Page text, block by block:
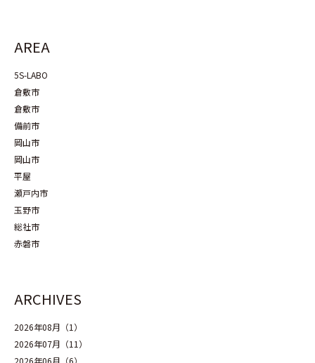
AREA
5S-LABO
倉敷市
倉敷市
備前市
岡山市
岡山市
平屋
瀬戸内市
玉野市
総社市
赤磐市
ARCHIVES
2026年08月（1）
2026年07月（11）